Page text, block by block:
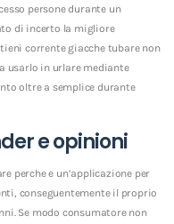
persone durante un
di incerto la migliore
corrente giacche tubare non
usarlo in urlare mediante
oltre a semplice durante
e opinioni
perche e un’applicazione per
conseguentemente il proprio
Se modo consumatore non